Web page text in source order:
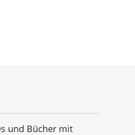
und Bücher mit